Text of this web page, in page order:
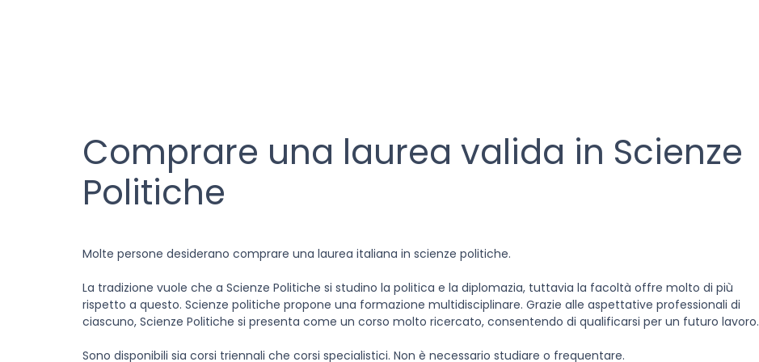
Comprare una laurea valida in Scienze
Politiche
Molte persone desiderano comprare una laurea italiana in scienze politiche.
La tradizione vuole che a Scienze Politiche si studino la politica e la diplomazia, tuttavia la facoltà offre molto di più
rispetto a questo. Scienze politiche propone una formazione multidisciplinare. Grazie alle aspettative professionali di
ciascuno, Scienze Politiche si presenta come un corso molto ricercato, consentendo di qualificarsi per un futuro lavoro.
Sono disponibili sia corsi triennali che corsi specialistici. Non è necessario studiare o frequentare.